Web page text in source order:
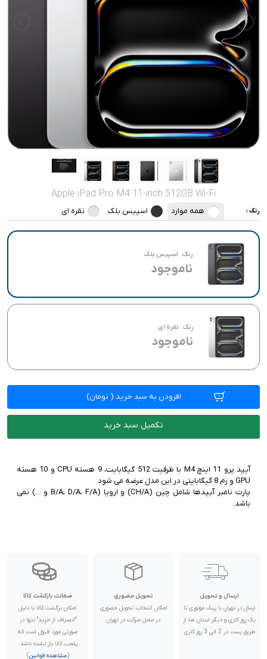
قیمت روز
محصولات کارکرده
Apple iPad Pro M4 11-inch 512GB Wi-Fi
رنگ : همه موارد اسپیس بلک نقره ای
رنگ: اسپیس بلک
ناموجود
رنگ: نقره ای
ناموجود
افزودن به سبد خرید ( تومان)
تکمیل سبد خرید
آیپد پرو 11 اینچ M4 با ظرفیت 512 گیگابایت، 9 هسته CPU و 10 هسته
پارت نامبر آیپدها شامل چین (CH/A) و اروپا (‌‌B/A، D/A، F/A و ...) نمی
باشد.
ارسال و تحویل
ارسال در تهران با پیک موتوری تا
یک روز کاری و دیگر استان ها از
طریق پست در 2 الی 3 روز کاری
تحویل حضوری
امکان انتخاب تحویل حضوری
در محل شرکت در تهران
ضمانت بازگشت کالا
امکان برگشت کالا با دلیل
"انصراف از خرید" تنها در
صورتی مورد قبول است که
پلمب کالا باز نشده باشد.
(مشاهده قوانین)